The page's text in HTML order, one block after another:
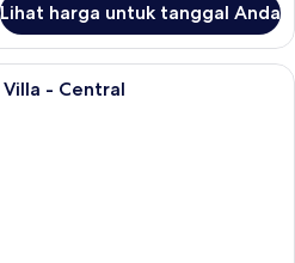
Lihat harga untuk tanggal Anda
Five-Bedroom Deluxe Pool Villa -
- Central